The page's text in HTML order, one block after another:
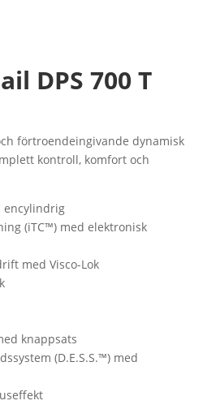
DPS 700 T
förtroendeingivande dynamisk
kontroll, komfort och
encylindrig
(iTC™) med elektronisk
med Visco-Lok
knappsats
(D.E.S.S.™) med